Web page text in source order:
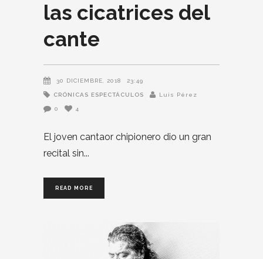
las cicatrices del
cante
30 DICIEMBRE, 2018 23:49
CRÓNICAS ESPECTÁCULOS Luis Pérez
0 4
El joven cantaor chipionero dio un gran
recital sin
READ MORE